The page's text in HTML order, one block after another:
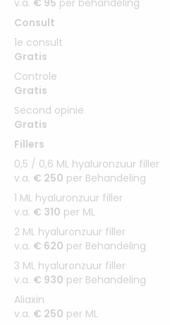
Consult
1e consult
Gratis
Controle
Gratis
Second opinie
Gratis
Fillers
0,5 / 0,6 ML hyaluronzuur filler
v.a. € 250 per Behandeling
1 ML hyaluronzuur filler
v.a. € 310 per ML
2 ML hyaluronzuur filler
v.a. € 620 per Behandeling
3 ML hyaluronzuur filler
v.a. € 930 per Behandeling
Aliaxin
v.a. € 250 per ML